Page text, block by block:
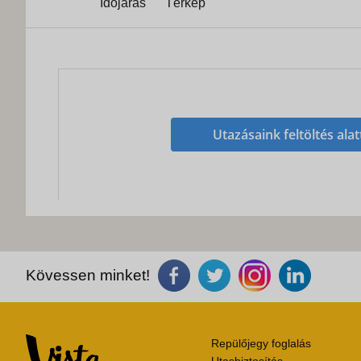
Időjárás Térkép
Utazásaink feltöltés
Kövessen minket!
Repülőjegy foglalás